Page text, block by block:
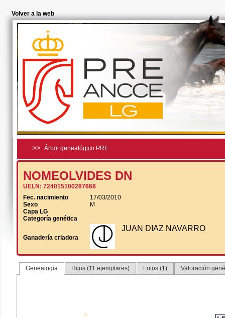
Volver a la web
>> Árbol genealógico PRE
NOMEOLVIDES DN
UELN: 724015100287668
Fec. nacimiento
17/03/2010
Sexo
M
Capa LG
Categoría genética
Ganadería criadora
JUAN DIAZ NAVARRO
Genealogía Hijos (11 ejemplares) Fotos (1) Valoración